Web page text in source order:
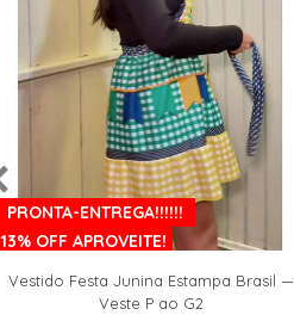
PRONTA-ENTREGA!!!!!!
13% OFF APROVEITE!
Vestido Festa Junina Estampa Brasil —
Veste P ao G2